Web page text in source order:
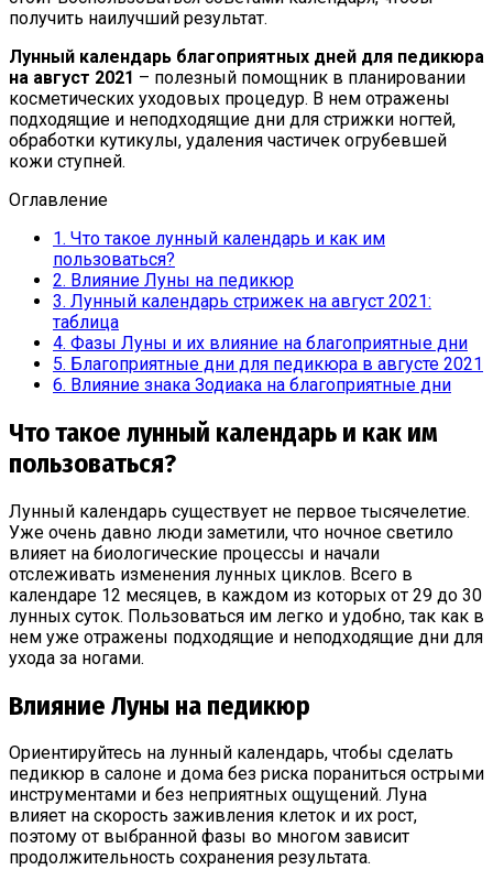
получить наилучший результат.
Лунный календарь благоприятных дней для педикюра
на август 2021 – полезный помощник в планировании
косметических уходовых процедур. В нем отражены
подходящие и неподходящие дни для стрижки ногтей,
обработки кутикулы, удаления частичек огрубевшей
кожи ступней.
Оглавление
1. Что такое лунный календарь и как им
пользоваться?
2. Влияние Луны на педикюр
3. Лунный календарь стрижек на август 2021:
таблица
4. Фазы Луны и их влияние на благоприятные дни
5. Благоприятные дни для педикюра в августе 2021
6. Влияние знака Зодиака на благоприятные дни
Что такое лунный календарь и как им
пользоваться?
Лунный календарь существует не первое тысячелетие.
Уже очень давно люди заметили, что ночное светило
влияет на биологические процессы и начали
отслеживать изменения лунных циклов. Всего в
календаре 12 месяцев, в каждом из которых от 29 до 30
лунных суток. Пользоваться им легко и удобно, так как в
нем уже отражены подходящие и неподходящие дни для
ухода за ногами.
Влияние Луны на педикюр
Ориентируйтесь на лунный календарь, чтобы сделать
педикюр в салоне и дома без риска пораниться острыми
инструментами и без неприятных ощущений. Луна
влияет на скорость заживления клеток и их рост,
поэтому от выбранной фазы во многом зависит
продолжительность сохранения результата.